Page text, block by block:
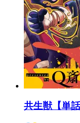
共生獣【単